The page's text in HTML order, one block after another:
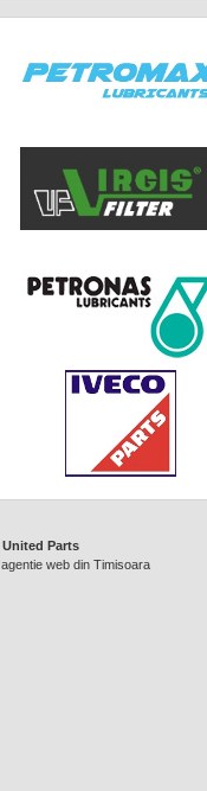
United Parts
agentie web din Timisoara